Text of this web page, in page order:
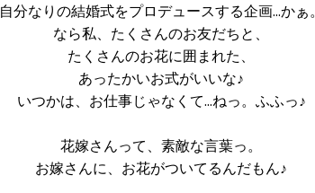
自分なりの結婚式をプロデュースする企画…かぁ。
なら私、たくさんのお友だちと、
たくさんのお花に囲まれた、
あったかいお式がいいな♪
いつかは、お仕事じゃなくて…ねっ。ふふっ♪
花嫁さんって、素敵な言葉っ。
お嫁さんに、お花がついてるんだもん♪